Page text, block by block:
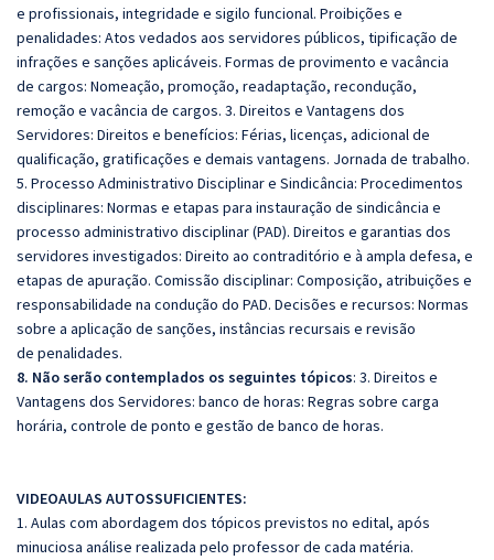
e profissionais, integridade e sigilo funcional. Proibições e
penalidades: Atos vedados aos servidores públicos, tipificação de
infrações e sanções aplicáveis. Formas de provimento e vacância
de cargos: Nomeação, promoção, readaptação, recondução,
remoção e vacância de cargos. 3. Direitos e Vantagens dos
Servidores: Direitos e benefícios: Férias, licenças, adicional de
qualificação, gratificações e demais vantagens. Jornada de trabalho.
5. Processo Administrativo Disciplinar e Sindicância: Procedimentos
disciplinares: Normas e etapas para instauração de sindicância e
processo administrativo disciplinar (PAD). Direitos e garantias dos
servidores investigados: Direito ao contraditório e à ampla defesa, e
etapas de apuração. Comissão disciplinar: Composição, atribuições e
responsabilidade na condução do PAD. Decisões e recursos: Normas
sobre a aplicação de sanções, instâncias recursais e revisão
de penalidades.
8. Não serão contemplados os seguintes tópicos: 3. Direitos e
Vantagens dos Servidores: banco de horas: Regras sobre carga
horária, controle de ponto e gestão de banco de horas.
VIDEOAULAS AUTOSSUFICIENTES:
1. Aulas com abordagem dos tópicos previstos no edital, após
minuciosa análise realizada pelo professor de cada matéria.